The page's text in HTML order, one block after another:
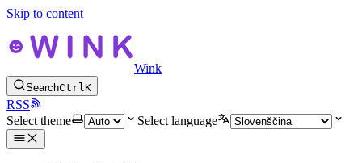
Skip to content
Wink
SearchCtrlK
RSS
Select theme
Select language